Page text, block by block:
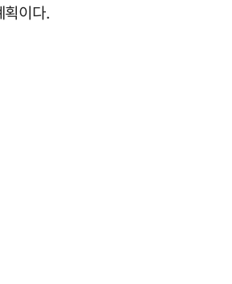
획이다.